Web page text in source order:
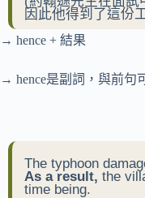
因此他得到了這份
→ hence + 結果
→ hence是副詞，與前句
The typhoon
As a result, the
time being.